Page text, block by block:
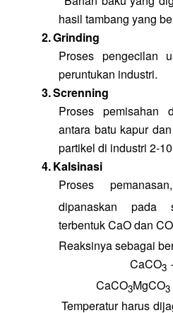
hasil tambang yang
2.Grinding
Proses pengecilan
peruntukan industri.
3.Screnning
Proses pemisahan
antara batu kapur
partikel di industri 2-
4.Kalsinasi
Proses
dipanaskan pada
terbentuk CaO dan CO
Reaksinya sebagai
CaCO3
CaCO3MgCO3
Temperatur harus